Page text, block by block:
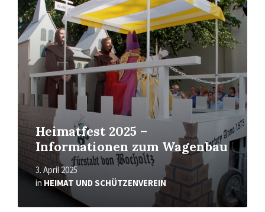
Heimatfest 2025 –
Informationen zum Wagenbau
3. April 2025
inHEIMAT UND SCHÜTZENVEREIN